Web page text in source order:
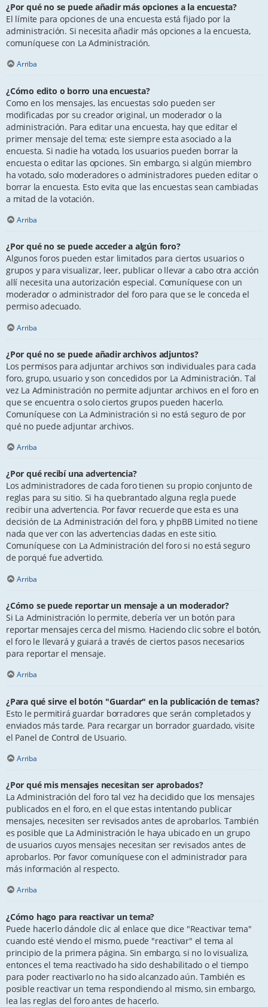
¿Por qué no se puede añadir más opciones a la encuesta?
El límite para opciones de una encuesta está fijado por la
administración. Si necesita añadir más opciones a la encuesta,
comuníquese con La Administración.
Arriba
¿Cómo edito o borro una encuesta?
Como en los mensajes, las encuestas solo pueden ser
modificadas por su creador original, un moderador o la
administración. Para editar una encuesta, hay que editar el
primer mensaje del tema; este siempre esta asociado a la
encuesta. Si nadie ha votado, los usuarios pueden borrar la
encuesta o editar las opciones. Sin embargo, si algún miembro
ha votado, solo moderadores o administradores pueden editar o
borrar la encuesta. Esto evita que las encuestas sean cambiadas
a mitad de la votación.
Arriba
¿Por qué no se puede acceder a algún foro?
Algunos foros pueden estar limitados para ciertos usuarios o
grupos y para visualizar, leer, publicar o llevar a cabo otra acción
allí necesita una autorización especial. Comuníquese con un
moderador o administrador del foro para que se le conceda el
permiso adecuado.
Arriba
¿Por qué no se puede añadir archivos adjuntos?
Los permisos para adjuntar archivos son individuales para cada
foro, grupo, usuario y son concedidos por La Administración. Tal
vez La Administración no permite adjuntar archivos en el foro en
que se encuentra o solo ciertos grupos pueden hacerlo.
Comuníquese con La Administración si no está seguro de por
qué no puede adjuntar archivos.
Arriba
¿Por qué recibí una advertencia?
Los administradores de cada foro tienen su propio conjunto de
reglas para su sitio. Si ha quebrantado alguna regla puede
recibir una advertencia. Por favor recuerde que esta es una
decisión de La Administración del foro, y phpBB Limited no tiene
nada que ver con las advertencias dadas en este sitio.
Comuníquese con La Administración del foro si no está seguro
de porqué fue advertido.
Arriba
¿Cómo se puede reportar un mensaje a un moderador?
Si La Administración lo permite, debería ver un botón para
reportar mensajes cerca del mismo. Haciendo clic sobre el botón,
el foro le llevará y guiará a través de ciertos pasos necesarios
para reportar el mensaje.
Arriba
¿Para qué sirve el botón "Guardar" en la publicación de temas?
Esto le permitirá guardar borradores que serán completados y
enviados más tarde. Para recargar un borrador guardado, visite
el Panel de Control de Usuario.
Arriba
¿Por qué mis mensajes necesitan ser aprobados?
La Administración del foro tal vez ha decidido que los mensajes
publicados en el foro, en el que estas intentando publicar
mensajes, necesiten ser revisados antes de aprobarlos. También
es posible que La Administración le haya ubicado en un grupo
de usuarios cuyos mensajes necesitan ser revisados antes de
aprobarlos. Por favor comuníquese con el administrador para
más información al respecto.
Arriba
¿Cómo hago para reactivar un tema?
Puede hacerlo dándole clic al enlace que dice "Reactivar tema"
cuando esté viendo el mismo, puede "reactivar" el tema al
principio de la primera página. Sin embargo, si no lo visualiza,
entonces el tema reactivado ha sido deshabilitado o el tiempo
para poder reactivarlo no ha sido alcanzado aún. También es
posible reactivar un tema respondiendo al mismo, sin embargo,
lea las reglas del foro antes de hacerlo.